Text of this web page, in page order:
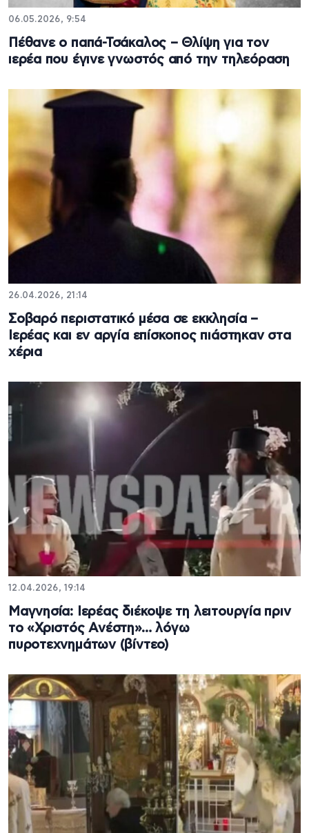
06.05.2026, 9:54
Πέθανε ο παπά-Τσάκαλος – Θλίψη για τον
ιερέα που έγινε γνωστός από την τηλεόραση
26.04.2026, 21:14
Σοβαρό περιστατικό μέσα σε εκκλησία –
Ιερέας και εν αργία επίσκοπος πιάστηκαν στα
χέρια
12.04.2026, 19:14
Μαγνησία: Ιερέας διέκοψε τη λειτουργία πριν
το «Χριστός Ανέστη»… λόγω
πυροτεχνημάτων (βίντεο)